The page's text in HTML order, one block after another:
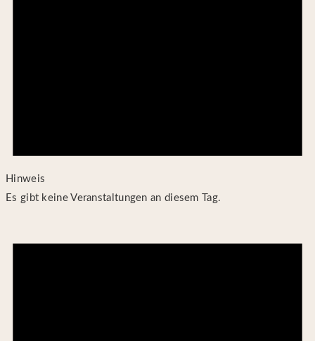
Hinweis
Es gibt keine Veranstaltungen an diesem Tag.